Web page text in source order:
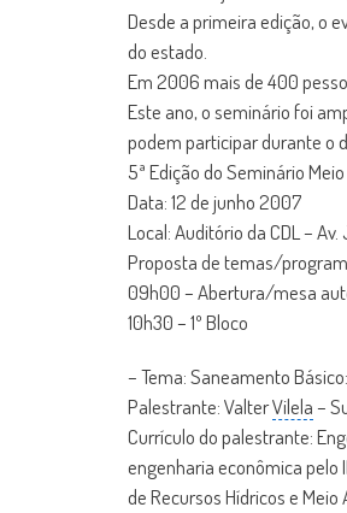
Desde a primeira edição, o
do estado.
Em 2006 mais de 400
Este ano, o seminário foi
podem participar durante o
5ª Edição do Seminário
Data: 12 de junho 2007
Local: Auditório da CDL –
Proposta de temas/
09h00 – Abertura/mesa
10h30 – 1º Bloco
– Tema: Saneamento
Palestrante: ValterVilela–
Currículo do palestrante:
engenharia econômica pelo
de Recursos Hídricos e